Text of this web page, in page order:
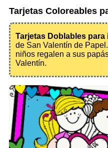
Tarjetas Coloreables
Tarjetas Doblables
de San Valentín de
niños regalen a sus
Valentín.